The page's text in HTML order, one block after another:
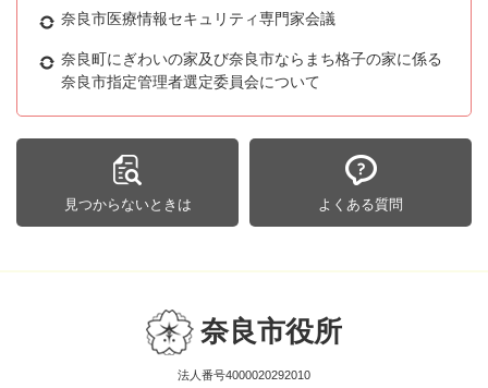
奈良市医療情報セキュリティ専門家会議
奈良町にぎわいの家及び奈良市ならまち格子の家に係る
奈良市指定管理者選定委員会について
見つからないときは よくある質問
奈良市役所
法人番号4000020292010